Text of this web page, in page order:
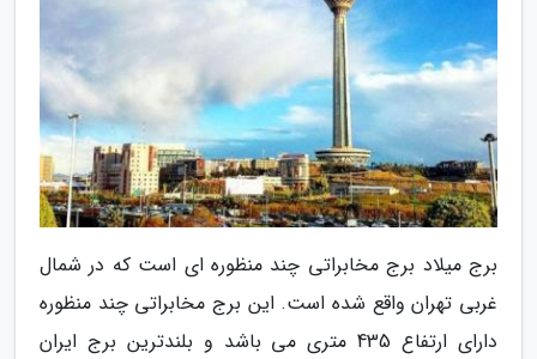
برج میلاد برج مخابراتی چند منظوره ای است که در شمال
غربی تهران واقع شده است. این برج مخابراتی چند منظوره
دارای ارتفاع 435 متری می باشد و بلندترین برج ایران